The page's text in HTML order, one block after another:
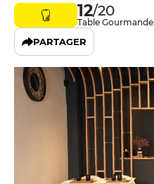
12/20
Table Gourmande
PARTAGER